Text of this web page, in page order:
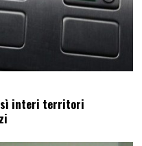
interi territori